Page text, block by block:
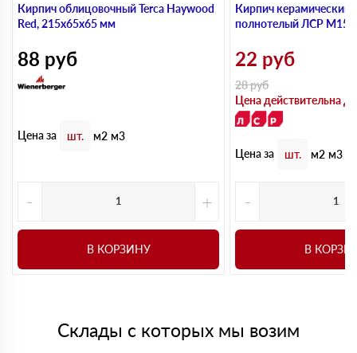
Кирпич облицовочный Terca Haywood
Red, 215х65х65 мм
88 руб
Цена за шт. м2 м3
- +
В КОРЗИНУ
Кирпич керамический
полнотелый ЛСР
22 руб
28руб
Цена действительна
Цена за шт. м2 м3
-
В
Склады с которых мы возим